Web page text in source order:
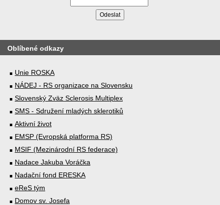
Oblíbené odkazy
Unie ROSKA
NÁDEJ - RS organizace na Slovensku
Slovenský Zväz Sclerosis Multiplex
SMS - Sdružení mladých sklerotiků
Aktivní život
EMSP (Evropská platforma RS)
MSIF (Mezinárodní RS federace)
Nadace Jakuba Voráčka
Nadační fond ERESKA
eReS tým
Domov sv. Josefa